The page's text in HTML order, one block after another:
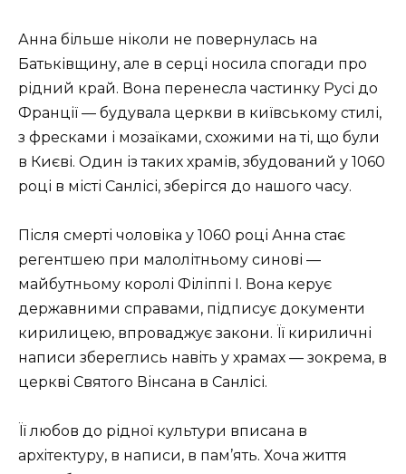
Анна більше ніколи не повернулась на
Батьківщину, але в серці носила спогади про
рідний край. Вона перенесла частинку Русі до
Франції — будувала церкви в київському стилі,
з фресками і мозаїками, схожими на ті, що були
в Києві. Один із таких храмів, збудований у 1060
році в місті Санлісі, зберігся до нашого часу.
Після смерті чоловіка у 1060 році Анна стає
регентшею при малолітньому синові —
майбутньому королі Філіппі І. Вона керує
державними справами, підписує документи
кирилицею, впроваджує закони. Її кириличні
написи збереглись навіть у храмах — зокрема, в
церкві Святого Вінсана в Санлісі.
Її любов до рідної культури вписана в
архітектуру, в написи, в пам’ять. Хоча життя